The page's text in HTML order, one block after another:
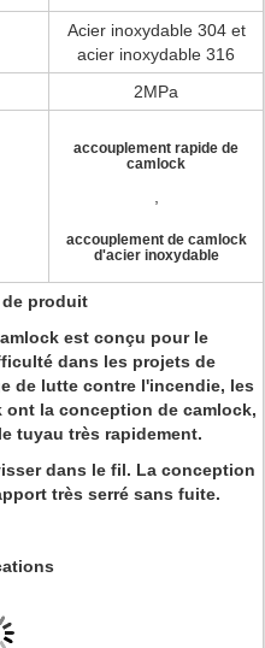
Acier inoxydable 304 et
acier inoxydable 316
2MPa
accouplement rapide de
camlock
accouplement de camlock
d'acier inoxydable
produit
est conçu pour le
dans les projets de
de lutte contre l'incendie, les
la conception de camlock,
tuyau très rapidement.
dans le fil. La conception
très serré sans fuite.